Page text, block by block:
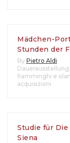
Mädchen-
Stunden der
By Pietro Aldi
Dauerausstellung,
fiamminghi e
acquisizioni
Studie für
Siena